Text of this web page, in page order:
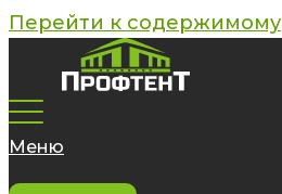
Перейти к содержимому
Меню